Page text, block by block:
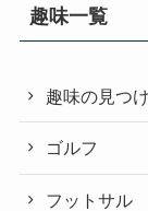
趣味一覧
趣味の見つ
ゴルフ
フットサル